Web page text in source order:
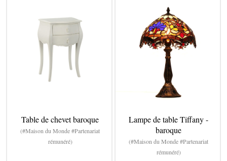
Table de chevet baroque
(#Maison du Monde #Partenariat
rémunéré)
Lampe de table Tiffany -
baroque
(#Maison du Monde #Partenariat
rémunéré)